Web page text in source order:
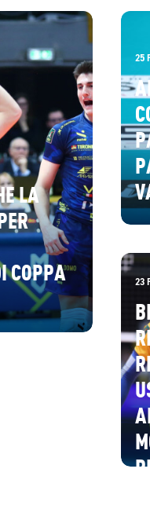
CHE
E LA
NUOVI DI
LA
COPPA
25
23